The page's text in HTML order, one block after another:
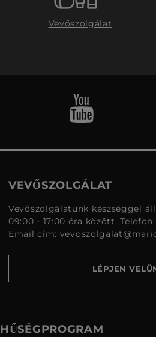
Vevőszolgálat
VEVŐSZOLGÁLAT
Vevőszolgálatunk készséggel
09:00 - 17:00 óra között.
Email cím:
LÉPJEN
HŰSÉGPROGRAM